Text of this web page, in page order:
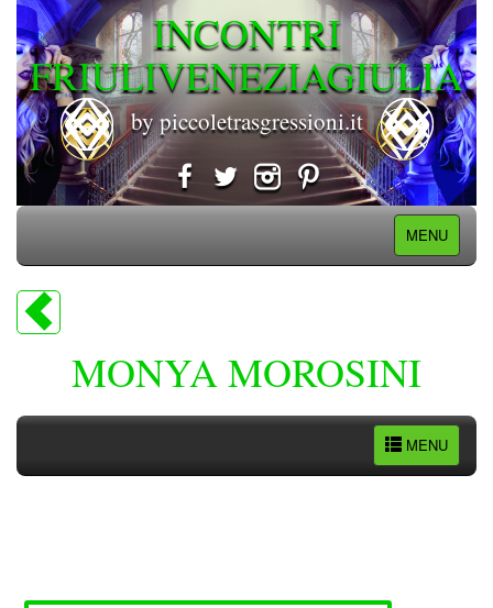
INCONTRI
FRIULIVENEZIAGIULIA
by piccoletrasgressioni.it
MENU
MONYA MOROSINI
MENU